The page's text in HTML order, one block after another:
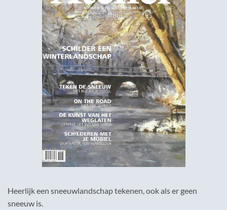
Heerlijk een sneeuwlandschap tekenen, ook als er geen
sneeuw is.